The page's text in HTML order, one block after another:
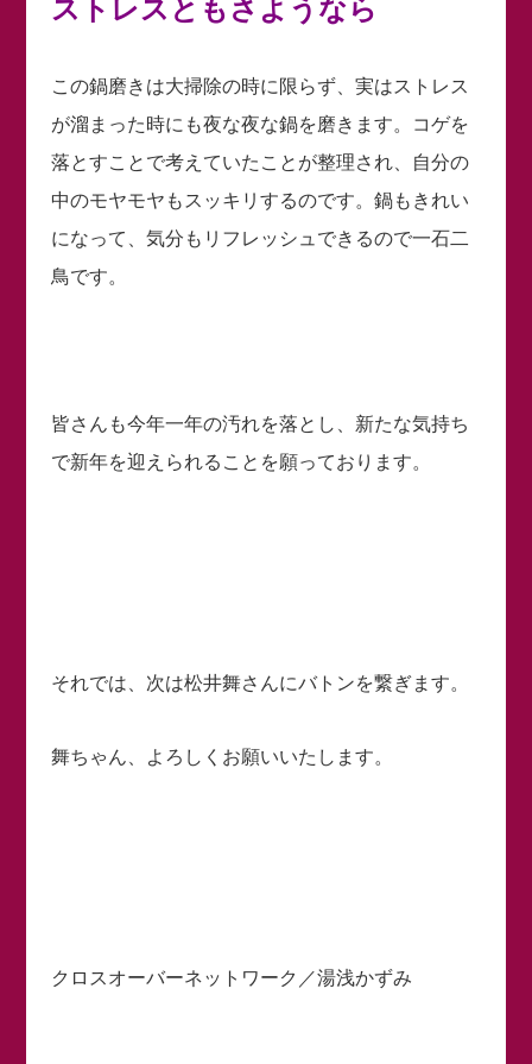
ストレスともさようなら
この鍋磨きは大掃除の時に限らず、実はストレス
が溜まった時にも夜な夜な鍋を磨きます。コゲを
落とすことで考えていたことが整理され、自分の
中のモヤモヤもスッキリするのです。鍋もきれい
になって、気分もリフレッシュできるので一石二
鳥です。
皆さんも今年一年の汚れを落とし、新たな気持ち
で新年を迎えられることを願っております。
それでは、次は松井舞さんにバトンを繋ぎます。
舞ちゃん、よろしくお願いいたします。
クロスオーバーネットワーク／湯浅かずみ